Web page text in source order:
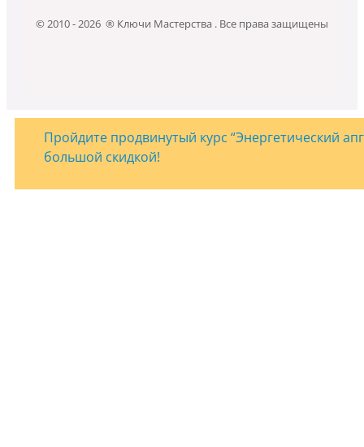
© 2010 - 2026 ® Ключи Мастерства . Все права защищены
Пройдите продвинутый курс “Энергетический
большой скидкой!